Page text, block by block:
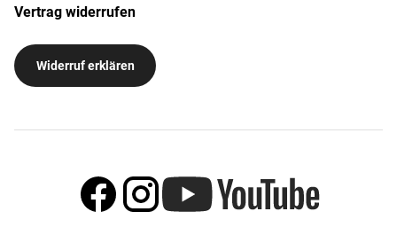
Vertrag widerrufen
Widerruf erklären